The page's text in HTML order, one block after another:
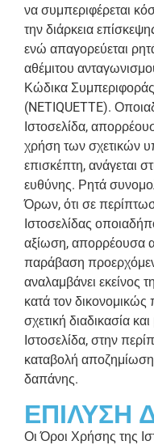
να συμπεριφέρεται
την διάρκεια
ενώ απαγορεύεται
αθέμιτου
Κώδικα
(NETIQUETTE).
Ιστοσελίδα,
χρήση των σχετικών
επισκέπτη, ανάγεται
ευθύνης. Ρητά
Όρων, ότι σε
Ιστοσελίδας
αξίωση, απορρέουσα
παράβαση
αναλαμβάνει εκείνος
κατά τον
σχετική διαδικασία
Ιστοσελίδα, στην
καταβολή
δαπάνης.
ΕΠΙΛΥΣΗ
Οι Όροι Χρήσης της